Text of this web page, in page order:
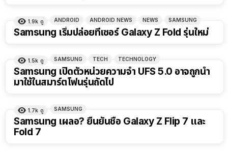
1.9k ดู ANDROID ANDROID NEWS NEWS SAMSUNG
Samsung เริ่มปล่อยทีเซอร์ Galaxy Z Fold รุ่นใหม่
1.5k ดู SAMSUNG TECH TECHNOLOGY
Samsung เปิดตัวหน่วยความจำ UFS 5.0 อาจถูกนำ
มาใช้ในสมาร์ตโฟนรุ่นถัดไป
1.7k ดู SAMSUNG
Samsung เผลอ? ยืนยันชื่อ Galaxy Z Flip 7 และ
Fold 7